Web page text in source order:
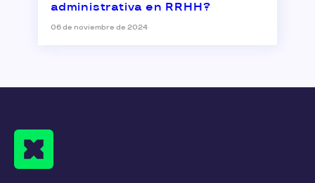
administrativa en RRHH?
06 de noviembre de 2024